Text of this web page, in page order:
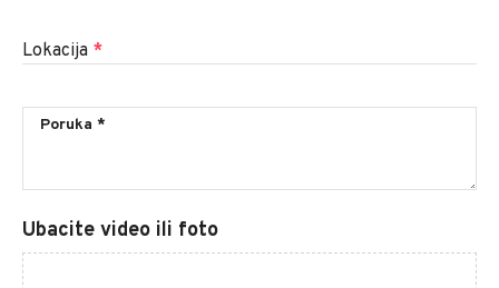
Lokacija *
Ubacite video ili foto